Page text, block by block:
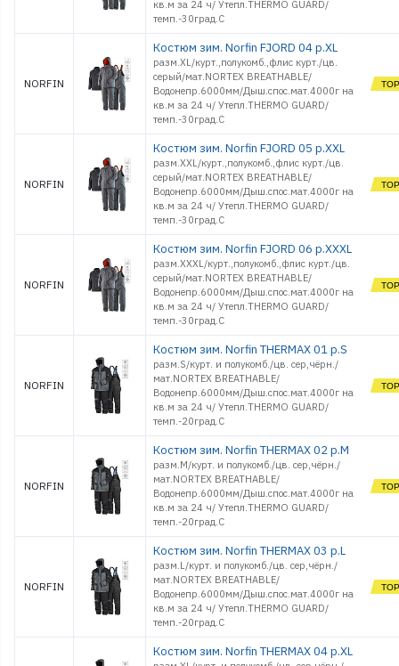
кв.м за 24 ч/ Утепл.THERMO GUARD/
темп.-30град.С
NORFIN
Костюм зим. Norfin FJORD 04 р.XL
разм.XL/курт.,полукомб.,флис курт./цв.
серый/мат.NORTEX BREATHABLE/
Водонепр.6000мм/Дыш.спос.мат.4000г на
кв.м за 24 ч/ Утепл.THERMO GUARD/
темп.-30град.С
NORFIN
Костюм зим. Norfin FJORD 05 р.XXL
разм.XXL/курт.,полукомб.,флис курт./цв.
серый/мат.NORTEX BREATHABLE/
Водонепр.6000мм/Дыш.спос.мат.4000г на
кв.м за 24 ч/ Утепл.THERMO GUARD/
темп.-30град.С
NORFIN
Костюм зим. Norfin FJORD 06 р.XXXL
разм.XXXL/курт.,полукомб.,флис курт./цв.
серый/мат.NORTEX BREATHABLE/
Водонепр.6000мм/Дыш.спос.мат.4000г на
кв.м за 24 ч/ Утепл.THERMO GUARD/
темп.-30град.С
NORFIN
Костюм зим. Norfin THERMAX 01 р.S
разм.S/курт. и полукомб./цв. сер,чёрн./
мат.NORTEX BREATHABLE/
Водонепр.6000мм/Дыш.спос.мат.4000г на
кв.м за 24 ч/ Утепл.THERMO GUARD/
темп.-20град.С
NORFIN
Костюм зим. Norfin THERMAX 02 р.M
разм.M/курт. и полукомб./цв. сер,чёрн./
мат.NORTEX BREATHABLE/
Водонепр.6000мм/Дыш.спос.мат.4000г на
кв.м за 24 ч/ Утепл.THERMO GUARD/
темп.-20град.С
NORFIN
Костюм зим. Norfin THERMAX 03 р.L
разм.L/курт. и полукомб./цв. сер,чёрн./
мат.NORTEX BREATHABLE/
Водонепр.6000мм/Дыш.спос.мат.4000г на
кв.м за 24 ч/ Утепл.THERMO GUARD/
темп.-20град.С
Костюм зим. Norfin THERMAX 04 р.XL